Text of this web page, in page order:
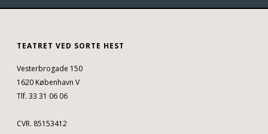
TEATRET VED SORTE HEST
Vesterbrogade 150
1620 København V
Tlf. 33 31 06 06
CVR. 85153412